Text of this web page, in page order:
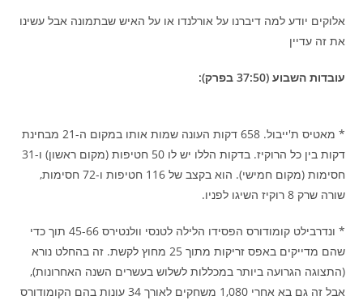
אלוקים יודע למה דיברנו על אורלנדו או על האיש שבתמונה אבל עשינו
את זה עדיין
עובדות השבוע (37:50 בפרק):
* מאטיס ת'ייבול. 658 דקות העונה שמות אותו במקום ה-21 מבחינת
דקות בין כל הרוקיז. בדקות הללו יש לו 50 חטיפות (מקום ראשון) ו-31
חסימות (מקום חמישי). הוא בקצב של 116 חטיפות ו-72 חסימות,
שורה שרק 8 רוקיז השיגו לפניו.
* ונדרבילט קומודורס הפסידו הלילה לטנסי וולנטירס 45-66 תוך כדי
שהם מדייקים באפס זריקות מתוך 25 מחוץ לקשת. זה בהחלט נורא
(התצוגה הגרועה ביותר במכללות לשלוש בעשרים השנה האחרונות),
אבל זה גם בא אחרי 1,080 משחקים לאורך 34 עונות בהם הקומודורס